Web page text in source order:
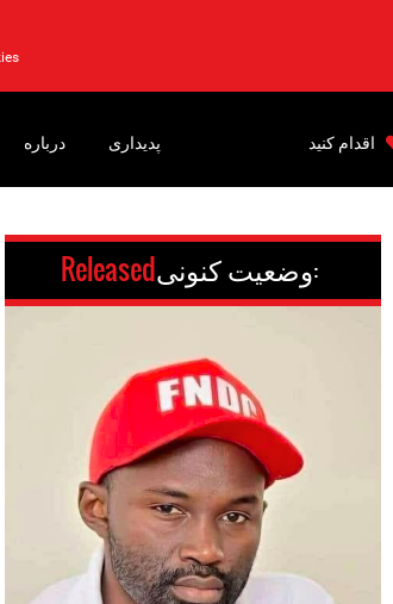
وضعیت کنونی: Released
درباره پدیداری اقدام کنید